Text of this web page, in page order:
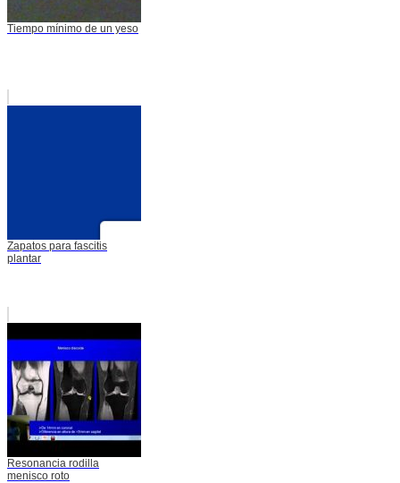
Tiempo mínimo de un yeso
Zapatos para fascitis
plantar
Resonancia rodilla
menisco roto